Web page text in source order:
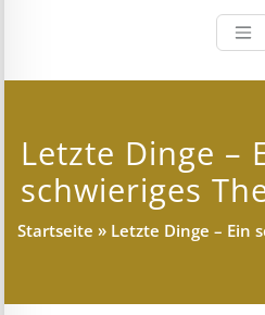
Letzte Dinge –
schwieriges
Startseite » Letzte Dinge – Ein